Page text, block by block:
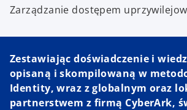
Zarządzanie dostępem
Zestawiając doświadczenie i
opisaną i skompilowaną w
Identity, wraz z globalnym oraz
partnerstwem z firmą CyberArk,